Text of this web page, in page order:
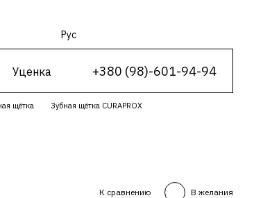
Рус
Уценка +380 (98)-601-94-94
щётка
Зубная щётка CURAPROX
К сравнению В желания